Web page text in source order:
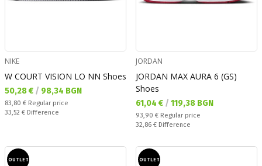
NIKE
W COURT VISION LO NN Shoes
Текуща цена:
50,28 € / 98,34 BGN
Regular price:
83,80 € Regular price
Спестявате:
33,52 € Difference
JORDAN
JORDAN MAX AURA 6 (GS)
Shoes
Текуща цена:
61,04 € / 119,38 BGN
Regular price:
93,90 € Regular price
Спестявате:
32,86 € Difference
OUTLET OUTLET